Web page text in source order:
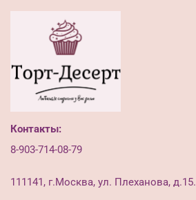
Контакты:
8-903-714-08-79
111141, г.Москва, ул. Плеханова, д.15.